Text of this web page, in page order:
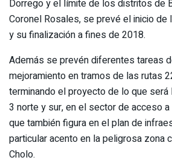
Dorrego y el límite de los distritos de
Coronel Rosales, se prevé el inicio
y su finalización a fines de 2018.
Además se prevén diferentes tareas
mejoramiento en tramos de las rutas
terminando el proyecto de lo que será
3 norte y sur, en el sector de acceso
que también figura en el plan de
particular acento en la peligrosa zona
Cholo.